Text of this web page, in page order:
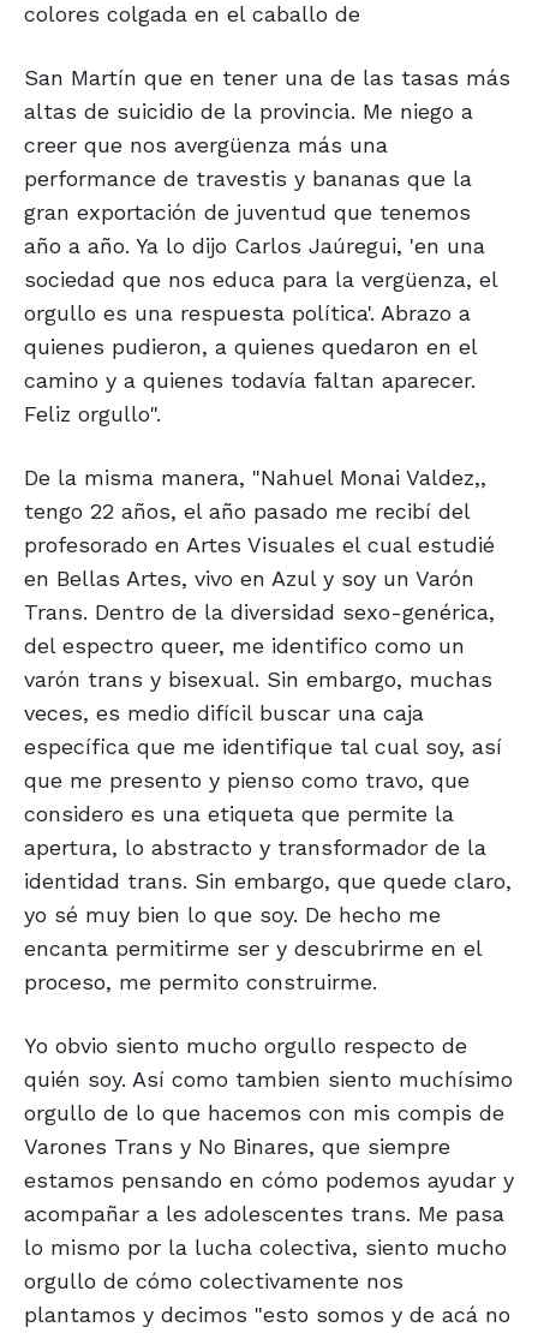
colores colgada en el caballo de
San Martín que en tener una de las tasas más
altas de suicidio de la provincia. Me niego a
creer que nos avergüenza más una
performance de travestis y bananas que la
gran exportación de juventud que tenemos
año a año. Ya lo dijo Carlos Jaúregui, 'en una
sociedad que nos educa para la vergüenza, el
orgullo es una respuesta política'. Abrazo a
quienes pudieron, a quienes quedaron en el
camino y a quienes todavía faltan aparecer.
Feliz orgullo".
De la misma manera, "Nahuel Monai Valdez,,
tengo 22 años, el año pasado me recibí del
profesorado en Artes Visuales el cual estudié
en Bellas Artes, vivo en Azul y soy un Varón
Trans. Dentro de la diversidad sexo-genérica,
del espectro queer, me identifico como un
varón trans y bisexual. Sin embargo, muchas
veces, es medio difícil buscar una caja
específica que me identifique tal cual soy, así
que me presento y pienso como travo, que
considero es una etiqueta que permite la
apertura, lo abstracto y transformador de la
identidad trans. Sin embargo, que quede claro,
yo sé muy bien lo que soy. De hecho me
encanta permitirme ser y descubrirme en el
proceso, me permito construirme.
Yo obvio siento mucho orgullo respecto de
quién soy. Así como tambien siento muchísimo
orgullo de lo que hacemos con mis compis de
Varones Trans y No Binares, que siempre
estamos pensando en cómo podemos ayudar y
acompañar a les adolescentes trans. Me pasa
lo mismo por la lucha colectiva, siento mucho
orgullo de cómo colectivamente nos
plantamos y decimos "esto somos y de acá no